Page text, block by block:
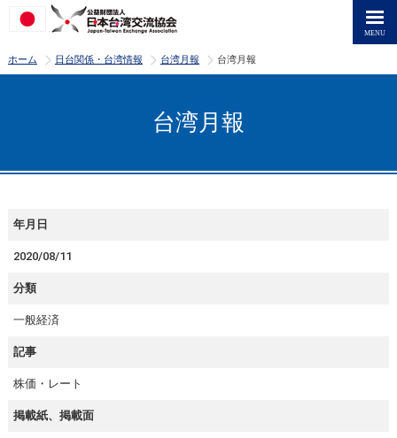
ホーム >
日台関係・台湾情報 >
台湾月報 >
台湾月報
台湾月報
年月日
2020/08/11
分類
一般経済
記事
株価・レート
掲載紙、掲載面